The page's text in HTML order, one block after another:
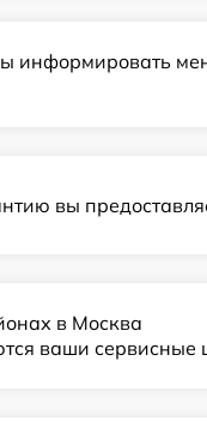
информировать
вы
в Москва
ваши сервисные